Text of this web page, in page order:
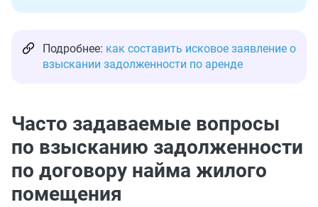
Подробнее: как составить исковое заявление о
взыскании задолженности по аренде
Часто задаваемые вопросы
по взысканию задолженности
по договору найма жилого
помещения